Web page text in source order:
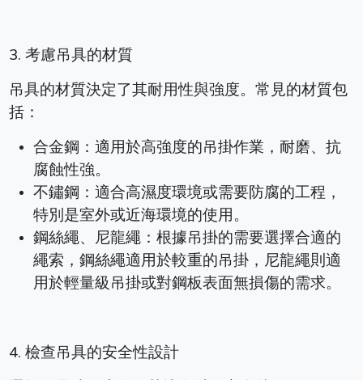
3. 考慮吊具的材質
吊具的材質決定了其耐用性與強度。常見的材質包
括：
合金鋼：適用於高強度的吊掛作業，耐磨、抗
腐蝕性強。
不鏽鋼：適合高濕度環境或需要防腐的工程，
特別是室外或近海環境的使用。
鋼絲繩、尼龍繩：根據吊掛的需要選擇合適的
繩索，鋼絲繩適用於較重的吊掛，尼龍繩則適
用於輕量級吊掛或對鋼板表面無損傷的需求。
4. 檢查吊具的安全性設計